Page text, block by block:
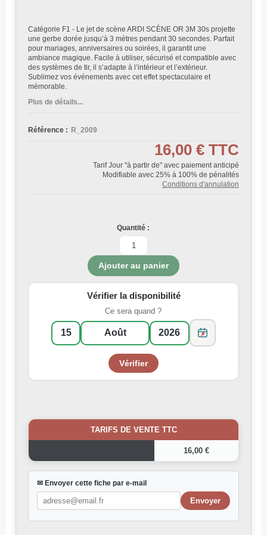
Catégorie F1 - Le jet de scène ARDI SCÈNE OR 3M 30s projette
une gerbe dorée jusqu’à 3 mètres pendant 30 secondes. Parfait
pour mariages, anniversaires ou soirées, il garantit une
ambiance magique. Facile à utiliser, sécurisé et compatible avec
des systèmes de tir, il s’adapte à l’intérieur et l’extérieur.
Sublimez vos événements avec cet effet spectaculaire et
mémorable .
Plus de détails...
Référence : R_2009
16,00 € TTC
Tarif Jour "à partir de" avec paiement anticipé
Modifiable avec 25% à 100% de pénalités
Conditions d'annulation
Quantité :
Vérifier la disponibilité
Ce sera quand ?
TARIFS DE VENTE TTC
16,00 €
✉ Envoyer cette fiche par e-mail